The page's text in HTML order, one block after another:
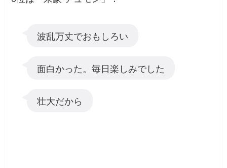
波乱万丈でおもしろい
面白かった。毎日楽しみでした
壮大だから